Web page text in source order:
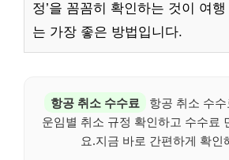
정’을 꼼꼼히 확인하는 것이 여
는 가장 좋은 방법입니다.
항공 취소 수수료
항공 취소 수
운임별 취소 규정 확인하고 수수료
요.지금 바로 간편하게 확인